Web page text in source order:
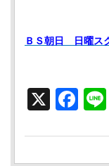
ＢＳ朝日 日曜ス
X